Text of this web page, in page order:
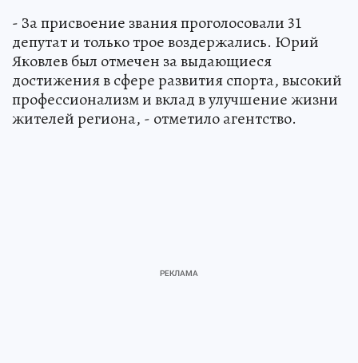
- За присвоение звания проголосовали 31
депутат и только трое воздержались. Юрий
Яковлев был отмечен за выдающиеся
достижения в сфере развития спорта, высокий
профессионализм и вклад в улучшение жизни
жителей региона, - отметило агентство.